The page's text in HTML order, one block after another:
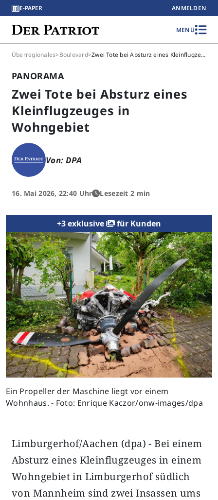
E-PAPER ANMELDEN
MENÜ
Überregionales>Boulevard> Zwei Tote bei Absturz eines Kleinflugzeuges in Wohngebiet
PANORAMA
Zwei Tote bei Absturz eines
Kleinflugzeuges in
Wohngebiet
Von: DPA
16. Mai 2026, 22:40 Uhr Lesezeit 2 min
+3 exklusive für Kunden
Ein Propeller der Maschine liegt vor einem
Wohnhaus. - Foto: Enrique Kaczor/onw-images/dpa
Previous Next
Limburgerhof/Aachen (dpa) - Bei einem
Absturz eines Kleinflugzeuges in einem
Wohngebiet in Limburgerhof südlich
von Mannheim sind zwei Insassen ums